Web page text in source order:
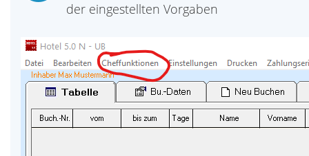
der eingestellten Vorgaben